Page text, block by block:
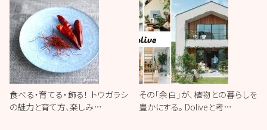
食べる・育てる・飾る！ トウガラシ
の魅力と育て方、楽しみ…
その「余白」が、植物との暮らしを
豊かにする。 Doliveと考…